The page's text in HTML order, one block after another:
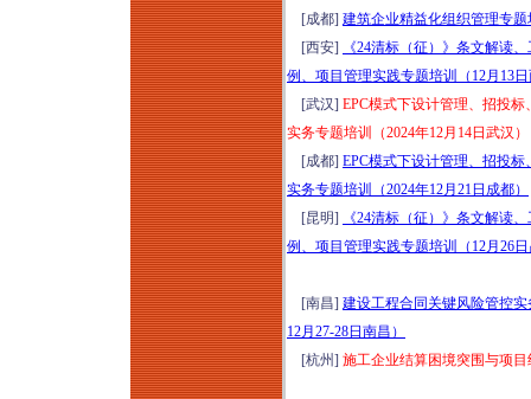
[成都] 建筑企业精益化组织管理专题
[西安]
《24清标（征）》条文解读
例、项目管理实践专题培训（12月13
[武汉] EPC模式下设计管理、招投
实务专题培训（2024年12月14日武汉）
[成都] EPC模式下设计管理、招投
实务专题培训（2024年12月21日成都）
[昆明]
《24清标（征）》条文解读
例、项目管理实践专题培训（12月26
[南昌] 建设工程合同关键风险管控
12月27-28日南昌）
[杭州] 施工企业结算困境突围与项